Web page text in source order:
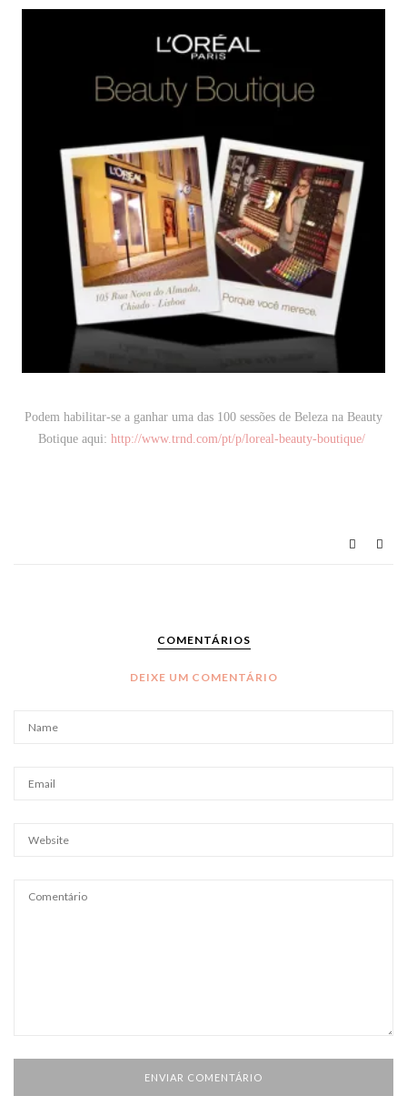
Podem habilitar-se a ganhar uma das 100 sessões de Beleza na Beauty
Botique aqui: http://www.trnd.com/pt/p/loreal-beauty-boutique/
COMENTÁRIOS
DEIXE UM COMENTÁRIO